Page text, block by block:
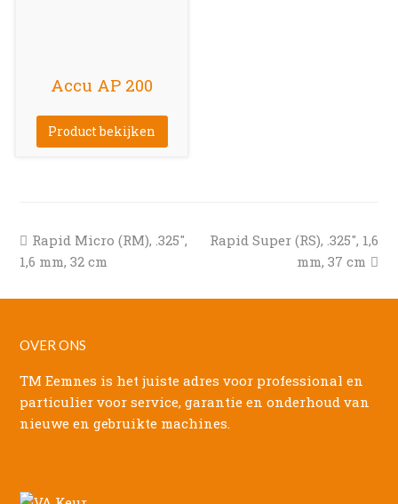
Accu AP 200
Product bekijken
previous
post:
Rapid Micro (RM), .325″,
1,6 mm, 32 cm
next
Rapid Super (RS), .325″, 1,6
mm, 37 cm
OVER ONS
TM Eemnes is het juiste adres voor professional en
particulier voor service, garantie en onderhoud van
nieuwe en gebruikte machines.